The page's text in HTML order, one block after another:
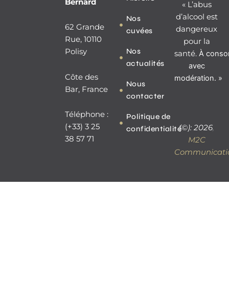
Bernard
62 Grande
Rue, 10110
Polisy
Côte des
Bar, France
Téléphone :
(+33) 3 25
38 57 71
Nos
cuvées
Nos
actualités
Nous
contacter
Politique de
confidentialité
c
e
b
o
o
k
-
v
l
o
p
« L’abus
d’alcool est
dangereux
pour la
santé. À
avec
modération. »
(©): 2026,
M2C